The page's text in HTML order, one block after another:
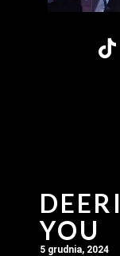
YOU
5 grudnia, 2024